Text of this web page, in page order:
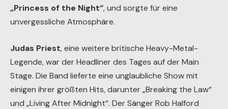
„Princess of the Night“, und sorgte für eine
unvergessliche Atmosphäre.
Judas Priest, eine weitere britische Heavy-Metal-
Legende, war der Headliner des Tages auf der Main
Stage. Die Band lieferte eine unglaubliche Show mit
einigen ihrer größten Hits, darunter „Breaking the Law“
und „Living After Midnight“. Der Sänger Rob Halford